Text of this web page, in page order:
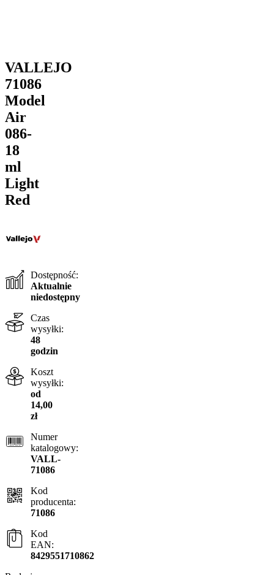
VALLEJO
71086
Model
Air
086-
18
ml
Light
Red
Dostępność:
Aktualnie
niedostępny
Czas
wysyłki:
48
godzin
Koszt
wysyłki:
od
14,00
zł
Numer
katalogowy:
VALL-
71086
Kod
producenta:
71086
Kod
EAN:
8429551710862